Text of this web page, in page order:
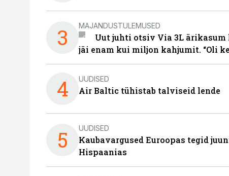
3 MAJANDUSTULEMUSED
Uut juhti otsiv Via 3L ärikasum
jäi enam kui miljon kahjumit. “Oli
4 UUDISED
Air Baltic tühistab talviseid lende
5 UUDISED
Kaubavargused Euroopas tegid
Hispaanias